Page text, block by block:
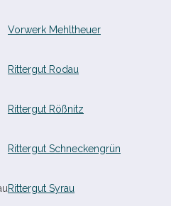
Vorwerk Mehltheuer
Rittergut Rodau
Rittergut Rößnitz
Rittergut Schneckengrün
Rittergut Syrau